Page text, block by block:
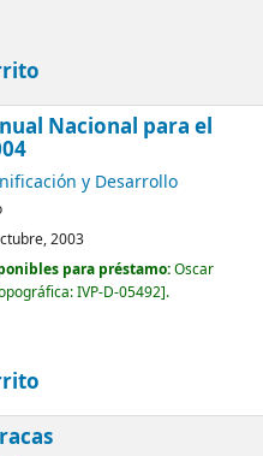
Nacional para el
y Desarrollo
2003
para préstamo:Oscar
IVP-D-05492 .